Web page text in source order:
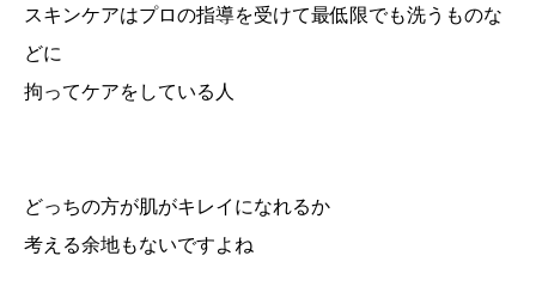
スキンケアはプロの指導を受けて最低限でも洗うものな
どに
拘ってケアをしている人
どっちの方が肌がキレイになれるか
考える余地もないですよね